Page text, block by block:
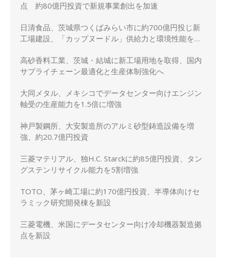
点 約80億円投資で新規事業創出を加速
日清食品、茨城県つくばみらい市に約700億円投じ新
工場建設、「カップヌードル」供給力と環境性能を強
高砂香料工業、茨城・結城に新工場用地を取得、国内
サプライチェーン最適化と生産体制強化へ
大同メタル、メキシコでデータセンター向けエンジン
軸受の生産能力を1.5倍に増強
神戸製鋼所、大安製造所のアルミ砂型鋳造設備を増
強、約20.7億円投資
三菱マテリアル、独H.C. Starckに約85億円投資、タン
グステンリサイクル能力を5割増強
TOTO、茅ヶ崎工場に約170億円投資、半導体向けセ
ラミック研究開発棟を新設
三菱電機、米国にデータセンター向け冷却機器製造拠
点を新設